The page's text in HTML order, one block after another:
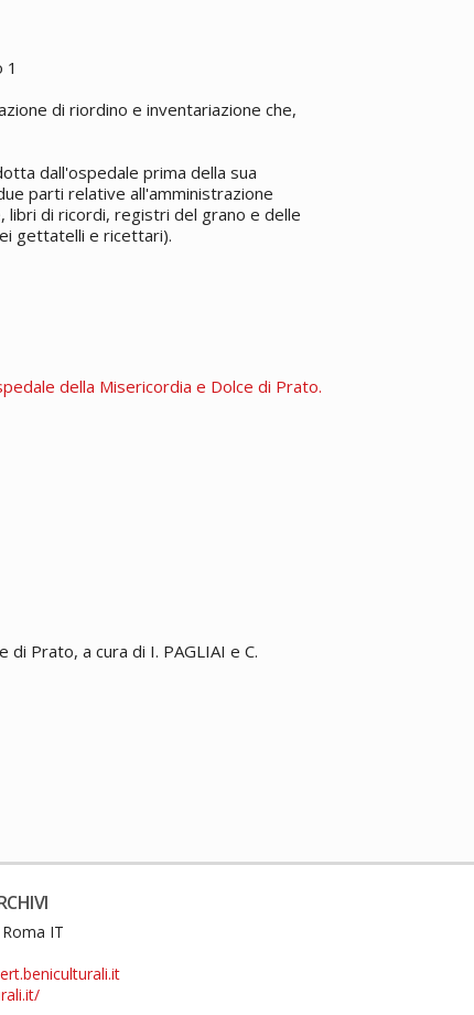
1
di riordino e inventariazione che,
dall'ospedale prima della sua
parti relative all'amministrazione
di ricordi, registri del grano e delle
gettatelli e ricettari).
della Misericordia e Dolce di Prato.
Prato, a cura di I. PAGLIAI e C.
IT